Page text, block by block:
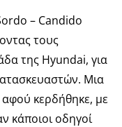
– Candido
τους
της Hyundai, για
Μια
αφού κερδήθηκε, με
κάποιοι οδηγοί